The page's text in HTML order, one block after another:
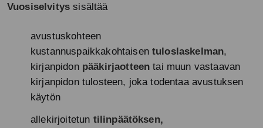
Vuosiselvityssisältää
avustuskohteen
kustannuspaikkakohtaisentuloslaskelman,
kirjanpidon pääkirjaotteen tai muun vastaavan
kirjanpidon tulosteen, joka todentaa avustuksen
käytön
allekirjoitetun tilinpäätöksen,